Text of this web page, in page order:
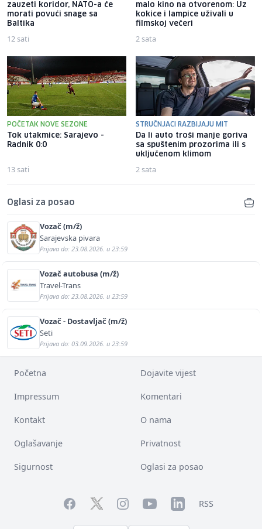
zauzeti koridor, NATO-a će
morati povući snage sa
Baltika
12 sati
malo kino na otvorenom: Uz
kokice i lampice uživali u
filmskoj večeri
2 sata
POČETAK NOVE SEZONE
Tok utakmice: Sarajevo -
Radnik 0:0
13 sati
STRUČNJACI RAZBIJAJU MIT
Da li auto troši manje goriva
sa spuštenim prozorima ili s
uključenom klimom
2 sata
Oglasi za posao
Vozač (m/ž)
Sarajevska pivara
Prijava do: 23.08.2026. u 23:59
Vozač autobusa (m/ž)
Travel-Trans
Prijava do: 23.08.2026. u 23:59
Vozač - Dostavljač (m/ž)
Seti
Prijava do: 03.09.2026. u 23:59
Početna Dojavite vijest
Impressum Komentari
Kontakt O nama
Oglašavanje Privatnost
Sigurnost Oglasi za posao
FacebookTwitterInstagramYouTubeLinkedInRSS